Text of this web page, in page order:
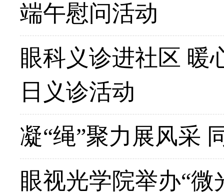
端午慰问活动
眼科义诊进社区 暖
日义诊活动
凝“绳”聚力展风采
眼视光学院举办“